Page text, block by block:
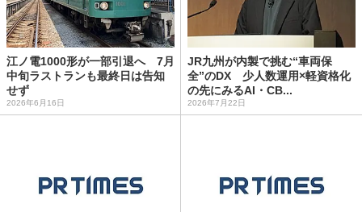
江ノ電1000形が一部引退へ 7月
中旬ラストランも最終日は告知
せず
2026年6月16日
JR九州が内製で挑む“車両保
全”のDX 少人数運用×軽資格化
の先にみるAI・CB...
2026年7月22日